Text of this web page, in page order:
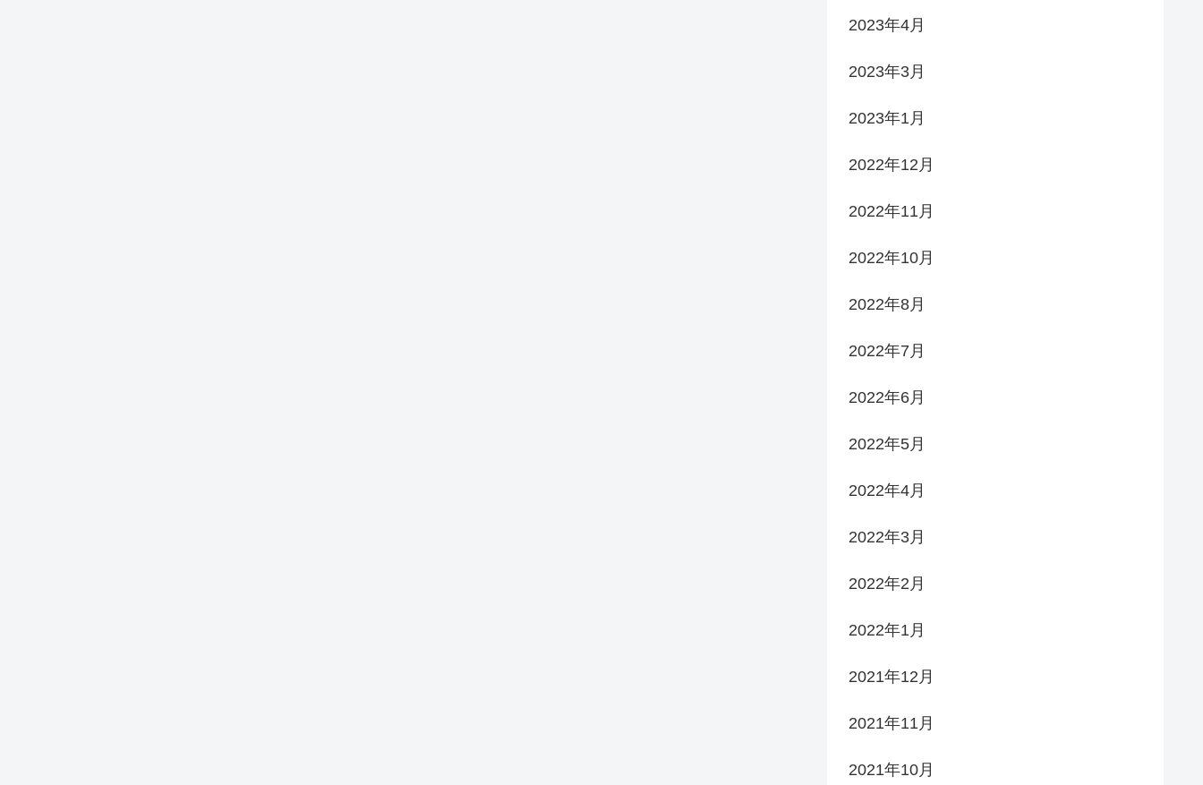
2023年4月
2023年3月
2023年1月
2022年12月
2022年11月
2022年10月
2022年8月
2022年7月
2022年6月
2022年5月
2022年4月
2022年3月
2022年2月
2022年1月
2021年12月
2021年11月
2021年10月